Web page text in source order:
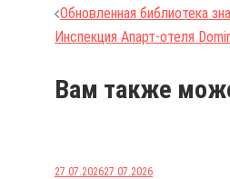
Навигация
по
записям
Обновленная библиотека
Инспекция Апарт-отеля
Вам также
27.07.202627.07.2026